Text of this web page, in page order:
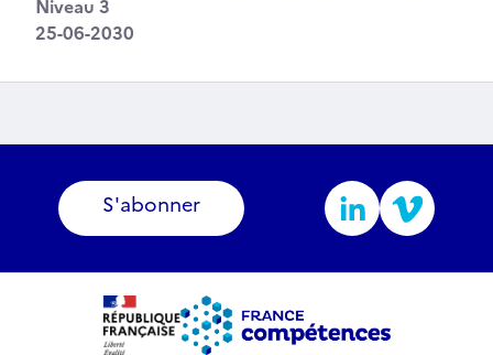
Niveau 3
25-06-2030
S'abonner